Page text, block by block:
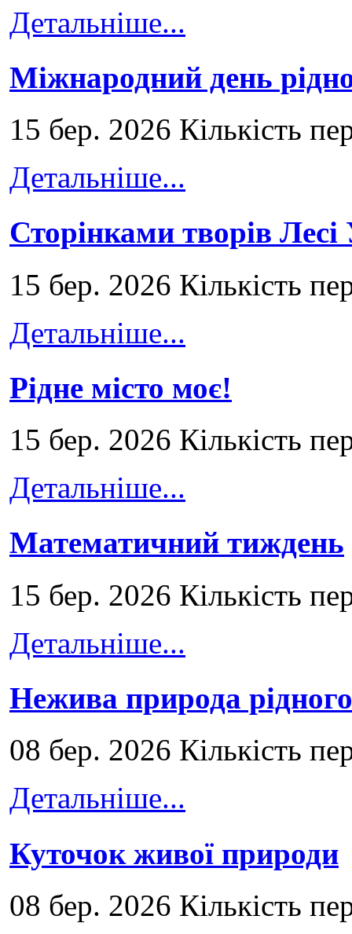
Детальніше...
Міжнародний день
15 бер. 2026 Кількість
Детальніше...
Сторінками творів
15 бер. 2026 Кількість
Детальніше...
Рідне місто моє!
15 бер. 2026 Кількість
Детальніше...
Математичний тиждень
15 бер. 2026 Кількість
Детальніше...
Нежива природа
08 бер. 2026 Кількість
Детальніше...
Куточок живої природи
08 бер. 2026 Кількість